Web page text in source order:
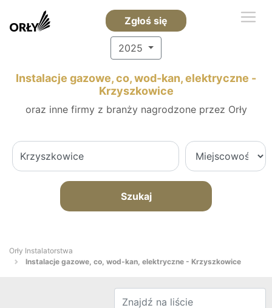
Zgłoś się
2025
Instalacje gazowe, co, wod-kan, elektryczne -
Krzyszkowice
oraz inne firmy z branży nagrodzone przez Orły
Szukaj
Orły Instalatorstwa
Instalacje gazowe, co, wod-kan, elektryczne - Krzyszkowice